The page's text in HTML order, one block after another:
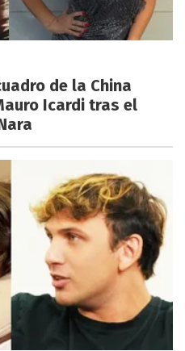
de la China
Icardi tras el